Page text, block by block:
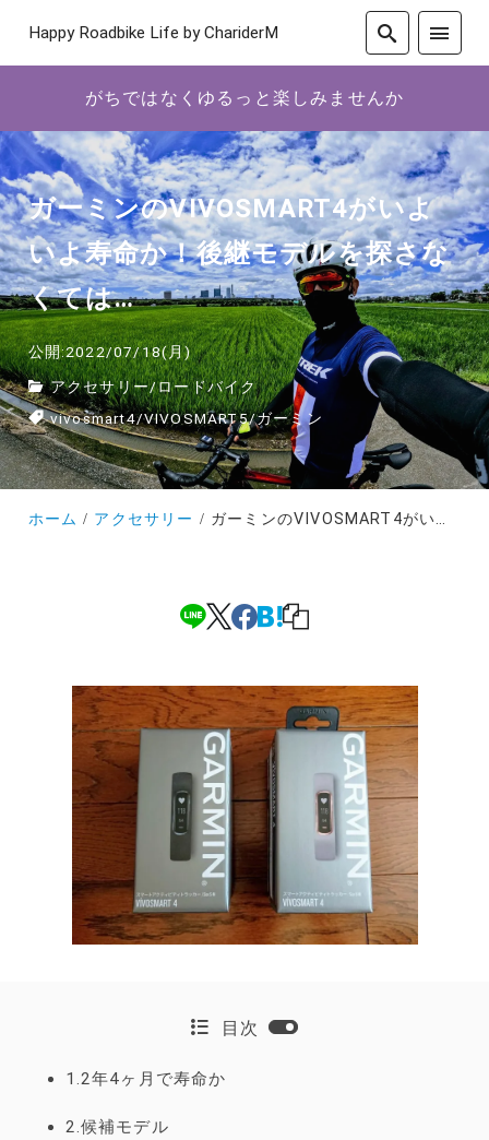
Happy Roadbike Life by ChariderM
がちではなくゆるっと楽しみませんか
ガーミンのVIVOSMART4がいよ
いよ寿命か！後継モデルを探さな
くては…
公開:2022/07/18(月)
アクセサリー/ロードバイク
vivosmart4/VIVOSMART5/ガーミン
ホーム アクセサリー ガーミンのVIVOSMART4がいよいよ寿命か！後継モデルを探さなくては…
目次
1.2年4ヶ月で寿命か
2.候補モデル